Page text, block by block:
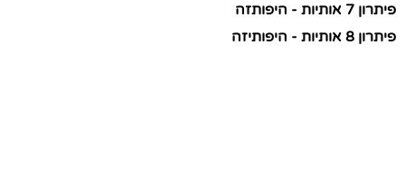
פיתרון 7 אותיות - היפותזה
פיתרון 8 אותיות - היפותיזה